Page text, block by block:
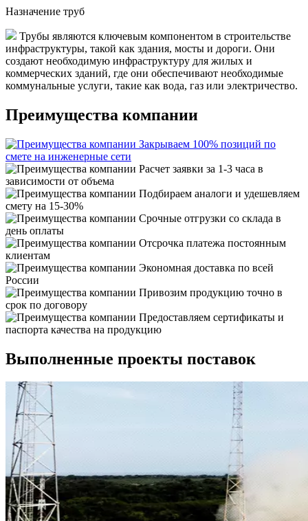
Назначение труб
Трубы являются ключевым компонентом в строительстве
инфраструктуры, такой как здания, мосты и дороги. Они
создают необходимую инфраструктуру для жилых и
коммерческих зданий, где они обеспечивают необходимые
коммунальные услуги, такие как вода, газ или электричество.
Преимущества компании
Закрываем 100% позиций по
смете на инженерные сети
Расчет заявки за 1-3 часа в
зависимости от объема
Подбираем аналоги и удешевляем
смету на 15-30%
Срочные отгрузки со склада в
день оплаты
Отсрочка платежа постоянным
клиентам
Экономная доставка по всей
России
Привозим продукцию точно в
срок по договору
Предоставляем сертификаты и
паспорта качества на продукцию
Выполненные проекты поставок